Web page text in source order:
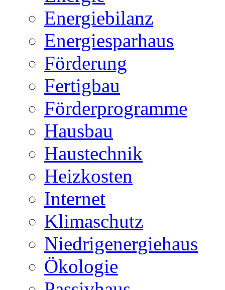
Energiebilanz
Energiesparhaus
Förderung
Fertigbau
Förderprogramme
Hausbau
Haustechnik
Heizkosten
Internet
Klimaschutz
Niedrigenergiehaus
Ökologie